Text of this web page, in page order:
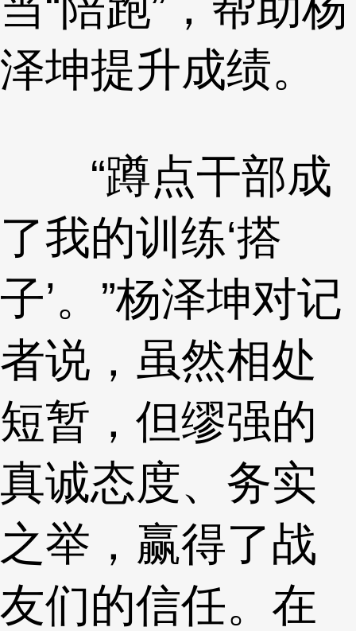
泽坤提升成绩。
“蹲点干部成
了我的训练‘搭
子’。”杨泽坤对记
者说，虽然相处
短暂，但缪强的
真诚态度、务实
之举，赢得了战
友们的信任。在